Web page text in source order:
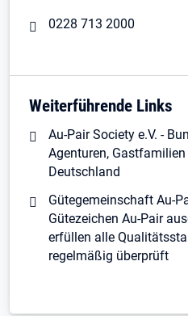
0228 713 2000
Weiterführende Links
Au-Pair Society e.V. -
Agenturen,
Deutschland
Gütegemeinschaft Au-
Gütezeichen Au-Pair
erfüllen alle
regelmäßig überprüft